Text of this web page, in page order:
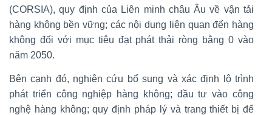
(CORSIA), quy định của Liên minh châu Âu về vận tải
hàng không bền vững; các nội dung liên quan đến hàng
không đối với mục tiêu đạt phát thải ròng bằng 0 vào
năm 2050.
Bên cạnh đó, nghiên cứu bổ sung và xác định lộ trình
phát triển công nghiệp hàng không; đầu tư vào công
nghệ hàng không; quy định pháp lý và trang thiết bị để